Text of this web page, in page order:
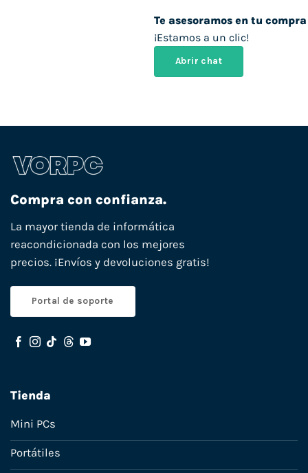
Te asesoramos en tu compra
¡Estamos a un clic!
Abrir chat
Compra con confianza.
La mayor tienda de informática
reacondicionada con los mejores
precios. ¡Envíos y devoluciones gratis!
Portal de soporte
Tienda
Mini PCs
Portátiles